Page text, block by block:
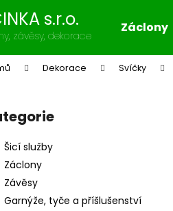
s.r.o.
závěsy, dekorace
Záclony
Dekorace Svíčky
Šicí služby
Záclony
Závěsy
Garnýže, tyče a příšlušenství